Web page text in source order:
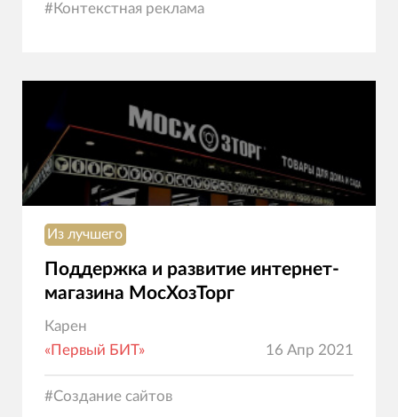
#Контекстная реклама
Из лучшего
Поддержка и развитие интернет-
магазина МосХозТорг
Карен
«Первый БИТ»
16 Апр 2021
#Создание сайтов